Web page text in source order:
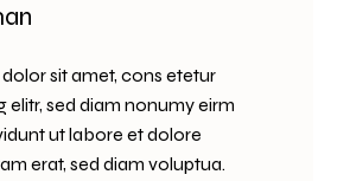
sit amet, cons etetur
elitr, sed diam nonumy eirm
ut labore et dolore
erat, sed diam voluptua.